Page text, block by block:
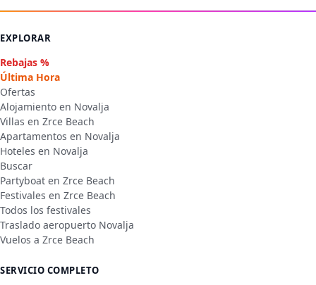
EXPLORAR
Rebajas %
Última Hora
Ofertas
Alojamiento en Novalja
Villas en Zrce Beach
Apartamentos en Novalja
Hoteles en Novalja
Buscar
Partyboat en Zrce Beach
Festivales en Zrce Beach
Todos los festivales
Traslado aeropuerto Novalja
Vuelos a Zrce Beach
SERVICIO COMPLETO